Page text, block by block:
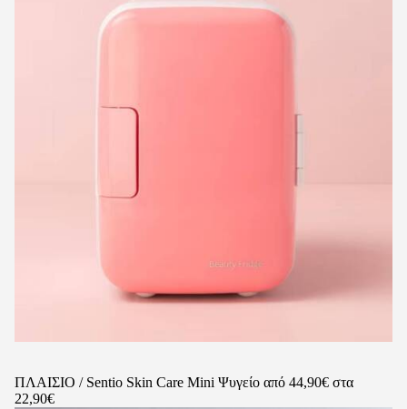
ΠΛΑΙΣΙΟ / Sentio Skin Care Mini Ψυγείο από 44,90€ στα
22,90€